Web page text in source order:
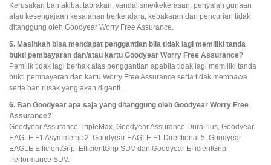
Kerusakan ban akibat tabrakan, vandalisme/kekerasan, penyalah gunaan
atau kesengajaan kesalahan berkendara, kebakaran dan pencurian tidak
ditanggung oleh Goodyear Worry Free Assurance.
5. Masihkah bisa mendapat penggantian bila tidak lagi memiliki tanda
bukti pembayaran dan/atau kartu Goodyear Worry Free Assurance?
Pemilik tidak lagi berhak atas penggantian apabila tidak lagi memiliki tanda
bukti pembayaran dan kartu Worry Free Assurance serta tidak membawa
serta ban rusak yang akan diganti.
6. Ban Goodyear apa saja yang ditanggung oleh Goodyear Worry Free
Assurance?
Goodyear Assurance TripleMax, Goodyear Assurance DuraPlus, Goodyear
EAGLE F1 Asymmetric 2, Goodyear EAGLE F1 Directional 5, Goodyear
EAGLE EfficientGrip, EfficientGrip SUV dan Goodyear EfficientGrip
Performance SUV.